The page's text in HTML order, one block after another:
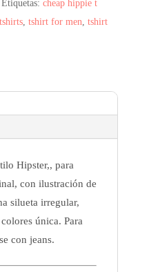
Etiquetas: cheap hippie t
, tshirt for men, tshirt
Hipster,, para
con ilustración de
silueta irregular,
única. Para
con jeans.